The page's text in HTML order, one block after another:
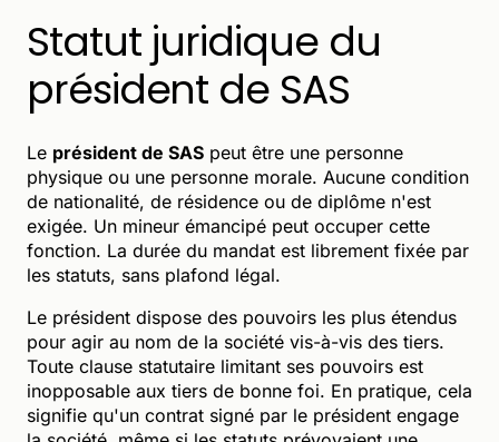
Statut juridique du
président de SAS
Le président de SAS peut être une personne
physique ou une personne morale. Aucune condition
de nationalité, de résidence ou de diplôme n'est
exigée. Un mineur émancipé peut occuper cette
fonction. La durée du mandat est librement fixée par
les statuts, sans plafond légal.
Le président dispose des pouvoirs les plus étendus
pour agir au nom de la société vis-à-vis des tiers.
Toute clause statutaire limitant ses pouvoirs est
inopposable aux tiers de bonne foi. En pratique, cela
signifie qu'un contrat signé par le président engage